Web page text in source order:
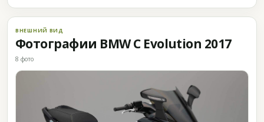
ВНЕШНИЙ ВИД
Фотографии BMW C Evolution 2017
8 фото